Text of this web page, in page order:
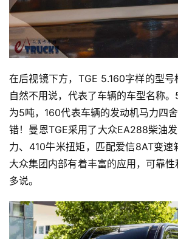
在后视镜下方，TGE 5.160字样的型号
自然不用说，代表了车辆的车型名称
为5吨，160代表车辆的发动机马力四
错！曼恩TGE采用了大众EA288柴油
力、410牛米扭矩，匹配爱信8AT变速
大众集团内部有着丰富的应用，可靠
多说。